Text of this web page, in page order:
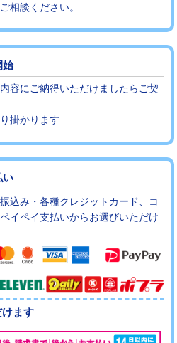
価格です。
相談ください。
始
容にご納得いただけましたらご契
掛かります
い
込み・各種クレジットカード、コ
イペイ支払いからお選びいただけ
ます